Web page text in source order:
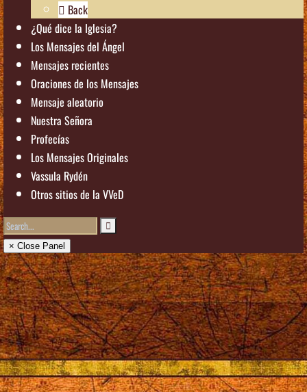
Back
¿Qué dice la Iglesia?
Los Mensajes del Ángel
Mensajes recientes
Oraciones de los Mensajes
Mensaje aleatorio
Nuestra Señora
Profecías
Los Mensajes Originales
Vassula Rydén
Otros sitios de la VVeD
× Close Panel